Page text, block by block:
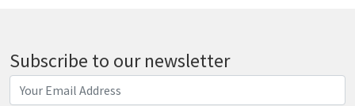
Subscribe to our newsletter